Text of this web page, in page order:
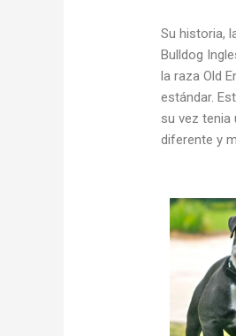
Su historia,
Bulldog
la raza Old
estándar.
su vez tenia
diferente y